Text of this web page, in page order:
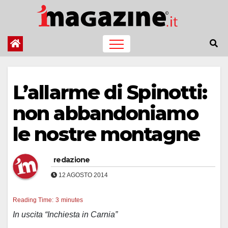
contenuto
L’allarme di Spinotti:
non abbandoniamo
le nostre montagne
redazione
12 AGOSTO 2014
Reading Time: 3 minutes
In uscita “Inchiesta in Carnia”